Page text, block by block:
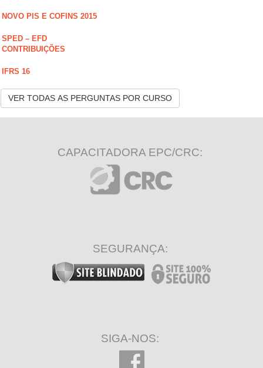
NOVO PIS E COFINS 2015
SPED – EFD
CONTRIBUIÇÕES
IFRS 16
VER TODAS AS PERGUNTAS POR CURSO
CAPACITADORA EPC/CRC:
SEGURANÇA:
SIGA-NOS: